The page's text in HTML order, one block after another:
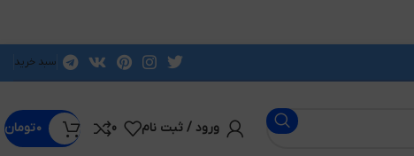
سبد خرید
ورود / ثبت نام 0 ۰تومان